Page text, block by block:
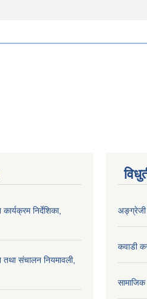
निर्देशिका,
संचालन नियमावली,
अङ्ग्रेजी
कवाडी
सामाजिक